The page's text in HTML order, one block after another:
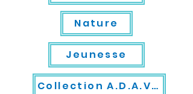
Nature
Jeunesse
Collection A.D.A.V.S.